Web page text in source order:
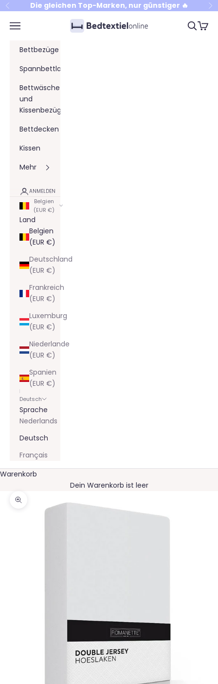
Zum Inhalt springen
Zurück Die gleichen Top-Marken, nur günstiger 🔥
Bedtextielonline
Menü Suchen
Bettbezüge
Spannbettlaken
Bettwäsche
und
Kissenbezüge
Bettdecken
Kissen
Mehr
ANMELDEN
Belgien
(EUR €)
Land
Belgien
(EUR €)
Deutschland
(EUR €)
Frankreich
(EUR €)
Luxemburg
(EUR €)
Niederlande
(EUR €)
Spanien
(EUR €)
Deutsch
Sprache
Nederlands
Deutsch
Français
Warenkorb
Dein Warenkorb ist leer
Bild vergrößern